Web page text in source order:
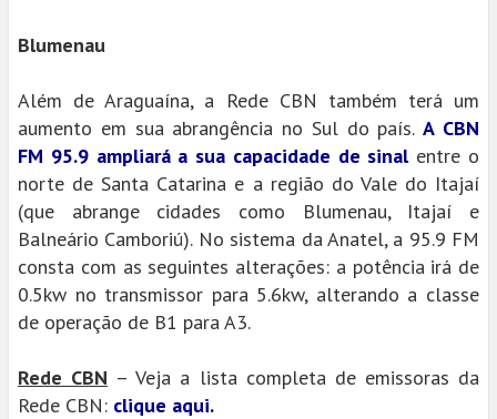
Blumenau
Além de Araguaína, a Rede CBN também terá um
aumento em sua abrangência no Sul do país.A CBN
FM 95.9 ampliará a sua capacidade de sinal entre o
norte de Santa Catarina e a região do Vale do Itajaí
(que abrange cidades como Blumenau, Itajaí e
Balneário Camboriú). No sistema da Anatel, a 95.9 FM
consta com as seguintes alterações: a potência irá de
0.5kw no transmissor para 5.6kw, alterando a classe
de operação de B1 para A3.
Rede CBN – Veja a lista completa de emissoras da
Rede CBN: clique aqui.